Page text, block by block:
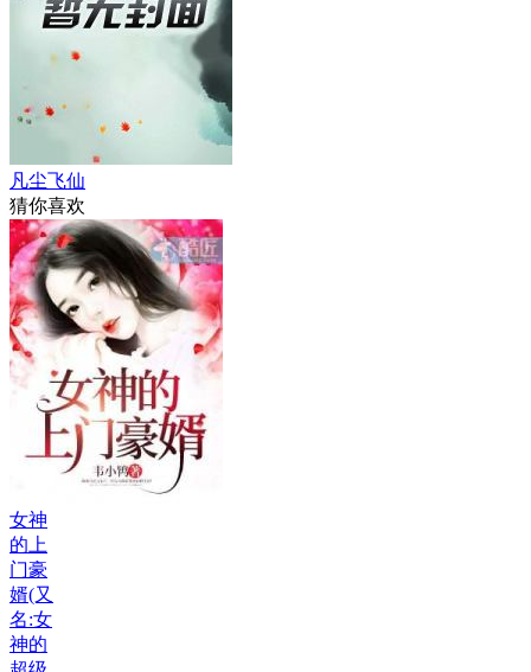
凡尘飞仙
猜你喜欢
女神
的上
门豪
婿(又
名:女
神的